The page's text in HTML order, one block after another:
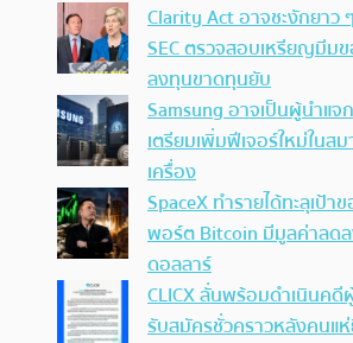
Clarity Act อาจชะงักยาว
SEC ตรวจสอบเหรียญมีม
ลงทุนขาดทุนยับ
Samsung อาจเป็นผู้นำแ
เตรียมเพิ่มฟีเจอร์ใหม่ในส
เครื่อง
SpaceX ทำรายได้ทะลุเป้า
พอร์ต Bitcoin มีมูลค่าลด
ดอลลาร์
CLICX ลั่นพร้อมดำเนินค
รับสมัครชั่วคราวหลังคนแ